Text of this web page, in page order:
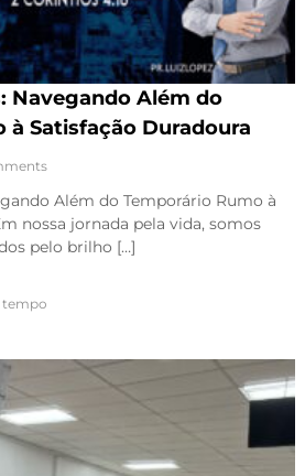
Navegando Além do
à Satisfação Duradoura
Além do Temporário Rumo à
nossa jornada pela vida, somos
pelo brilho […]
tempo